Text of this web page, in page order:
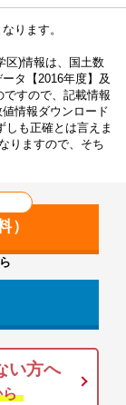
ります。
区)情報は、国土数
タ【2016年度】及
すので、記載情報
情報ダウンロード
も正確とは言えま
りますので、そち
い方へ
ら